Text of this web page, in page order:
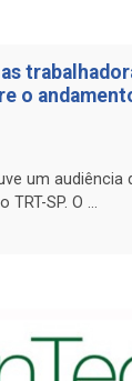
o
um audiência
SP. O ...